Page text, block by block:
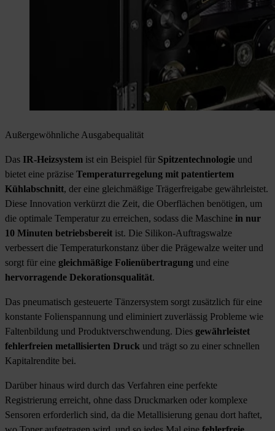
Außergewöhnliche Ausgabequalität
Das IR-Heizsystem ist ein Beispiel für Spitzentechnologie und
bietet eine präzise Temperaturregelung mit patentiertem
Kühlabschnitt, der eine gleichmäßige Trägerfreigabe gewährleistet.
Diese Innovation verkürzt die Zeit, die Oberflächen benötigen, um
die optimale Temperatur zu erreichen, sodass die Maschine in nur
10 Minuten betriebsbereit ist. Die Silikon-Auftragswalze
verbessert die Temperaturkonstanz über die Prägewalze weiter und
sorgt für eine gleichmäßige Folienübertragung und eine
hervorragende Dekorationsqualität.
Das pneumatisch gesteuerte Tänzersystem sorgt zusätzlich für eine
konstante Folienspannung und eliminiert zuverlässig Probleme wie
Faltenbildung und Produktverschwendung. Dies gewährleistet
fehlerfreien metallisierten Druck und trägt so zu einer schnellen
Kapitalrendite bei.
Darüber hinaus wird durch das Verfahren eine perfekte
Registrierung erreicht, ohne dass Druckmarken oder komplexe
Sensoren erforderlich sind, da die Metallisierung genau dort haftet,